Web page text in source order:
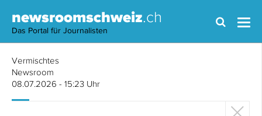
newsroomschweiz.ch
Das Portal für Journalisten
Vermischtes
Newsroom
08.07.2026 - 15:23 Uhr